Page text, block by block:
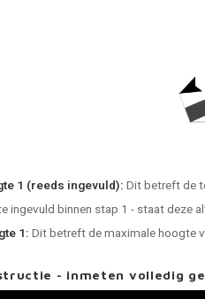
1 (reeds ingevuld): Dit betreft de
ingevuld binnen stap 1 - staat deze
1: Dit betreft de maximale hoogte
- inmeten volledig